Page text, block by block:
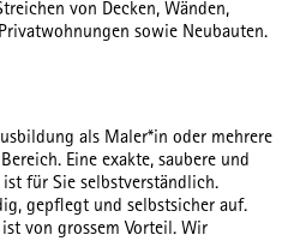
von Decken, Wänden,
sowie Neubauten.
als Maler*in oder mehrere
Eine exakte, saubere und
für Sie selbstverständlich.
gepflegt und selbstsicher auf.
von grossem Vorteil. Wir